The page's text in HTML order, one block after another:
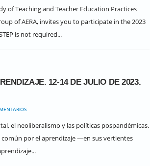
of Teaching and Teacher Education Practices
of AERA, invites you to participate in the 2023
is not required...
12-14 DE JULIO DE 2023.
el neoliberalismo y las políticas pospandémicas.
común por el aprendizaje ―en sus vertientes